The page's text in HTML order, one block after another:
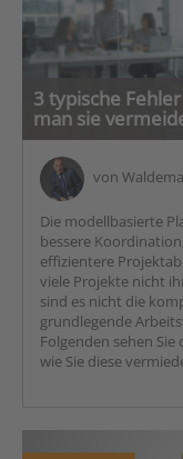
3 typische
man sie
von
Die modellbasierte
bessere
effizientere
viele Projekte nicht
sind es nicht die
grundlegende
Folgenden sehen
wie Sie diese